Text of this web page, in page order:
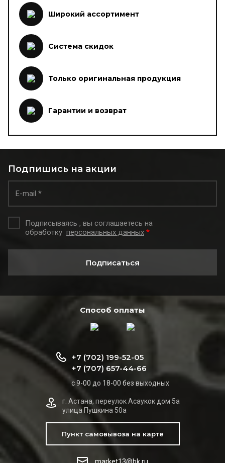
Широкий ассортимент
Система скидок
Только оригинальная продукция
Гарантии и возврат
Подпишись на акции
Подписываясь , вы соглашаетесь на
обработку персональных данных *
Подписаться
Способ оплаты
+7 (702) 199-52-05
+7 (707) 657-44-66
с 9-00 до 18-00 без выходных
г. Астана, переулок Асаукок дом 5а
улица Пушкина 50а
Пункт самовывоза на карте
market13@bk.ru